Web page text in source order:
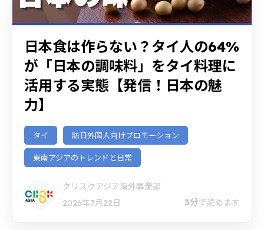
日本食は作らない？タイ人の64%
が「日本の調味料」をタイ料理に
活用する実態【発信！日本の魅
力】
タイ 訪日外国人向けプロモーション
東南アジアのトレンドと日常
クリスクアジア海外事業部
2026年7月22日
3分で読めます